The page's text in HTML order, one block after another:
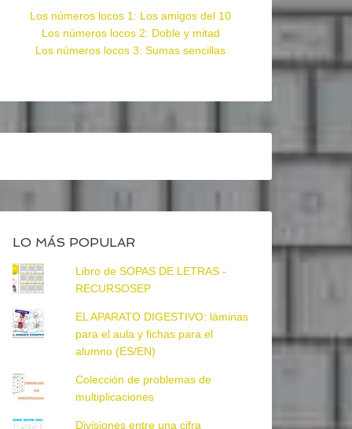
Los números locos 1: Los amigos del 10
Los números locos 2: Doble y mitad
Los números locos 3: Sumas sencillas
LO MÁS POPULAR
Libro de SOPAS DE LETRAS -
RECURSOSEP
EL APARATO DIGESTIVO: láminas
para el aula y fichas para el
alumno (ES/EN)
Colección de problemas de
multiplicaciones
Divisiones entre una cifra